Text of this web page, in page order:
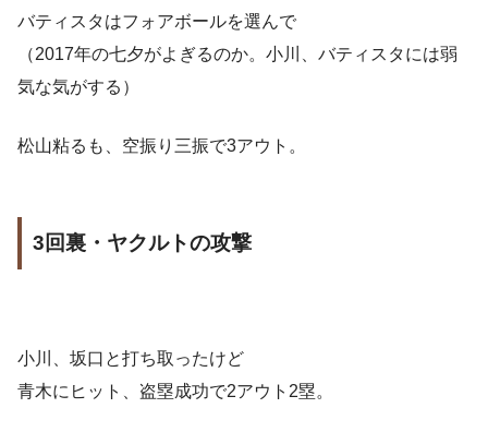
バティスタはフォアボールを選んで
（2017年の七夕がよぎるのか。小川、バティスタには弱
気な気がする）
松山粘るも、空振り三振で3アウト。
3回裏・ヤクルトの攻撃
小川、坂口と打ち取ったけど
青木にヒット、盗塁成功で2アウト2塁。